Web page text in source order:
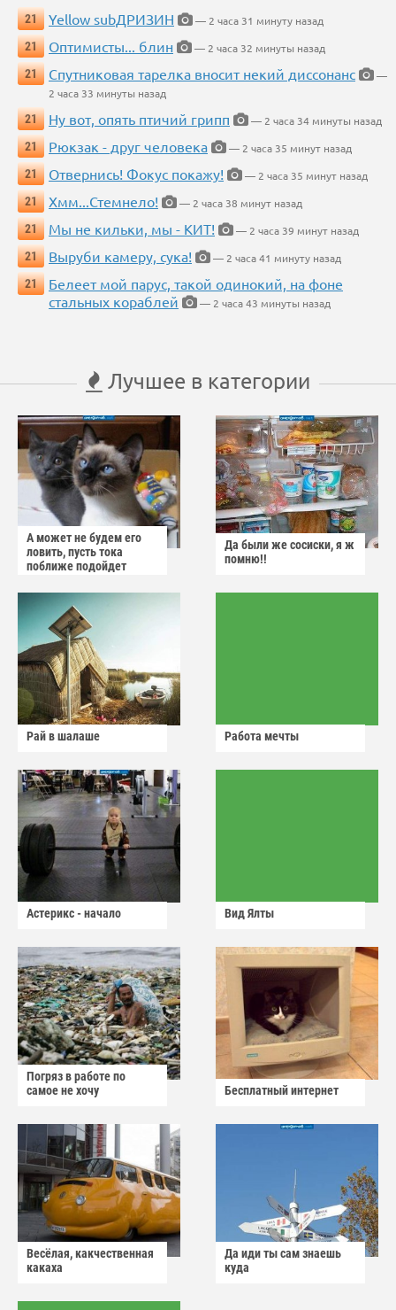
21 Yellow subДРИЗИН
— 2 часа 31 минуту назад
21
Оптимисты... блин
— 2 часа 32 минуты назад
21
Спутниковая тарелка вносит некий диссонанс
—
2 часа 33 минуты назад
21
Ну вот, опять птичий грипп
— 2 часа 34 минуты назад
21
Рюкзак - друг человека
— 2 часа 35 минут назад
21
Отвернись! Фокус покажу!
— 2 часа 35 минут назад
21
Хмм...Стемнело!
— 2 часа 38 минут назад
21
Мы не кильки, мы - КИТ!
— 2 часа 39 минут назад
21
Выруби камеру, сука!
— 2 часа 41 минуту назад
21
Белеет мой парус, такой одинокий, на фоне
стальных кораблей
— 2 часа 43 минуты назад
Лучшее в категории
А может не будем его
ловить, пусть тока
поближе подойдет
Да были же сосиски, я ж
помню!!
Рай в шалаше Работа мечты
Астерикс - начало Вид Ялты
Погряз в работе по
самое не хочу
Бесплатный интернет
Весёлая, какчественная
какаха
Да иди ты сам знаешь
куда